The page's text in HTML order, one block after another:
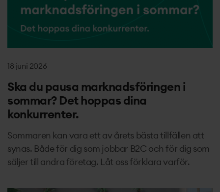
18 juni 2026
Ska du pausa marknadsföringen i
sommar? Det hoppas dina
konkurrenter.
Sommaren kan vara ett av årets bästa tillfällen att
synas. Både för dig som jobbar B2C och för dig som
säljer till andra företag. Låt oss förklara varför.